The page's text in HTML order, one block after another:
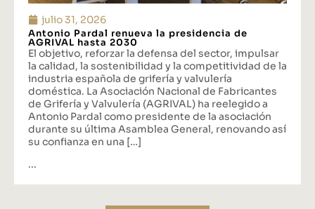
julio 31, 2026
Antonio Pardal renueva la presidencia de
AGRIVAL hasta 2030
El objetivo, reforzar la defensa del sector, impulsar
la calidad, la sostenibilidad y la competitividad de la
industria española de grifería y valvulería
doméstica. La Asociación Nacional de Fabricantes
de Grifería y Valvulería (AGRIVAL) ha reelegido a
Antonio Pardal como presidente de la asociación
durante su última Asamblea General, renovando así
su confianza en una […]
...